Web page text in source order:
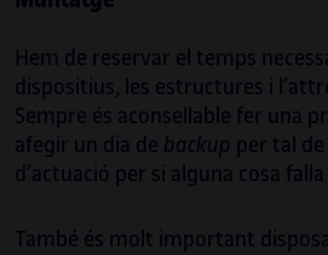
Hem de reservar el temps
dispositius, les estructures i
Sempre és aconsellable fer una
afegir un dia de backup per tal
d’actuació per si alguna cosa
També és molt important
temps real del màster
Audiovisual i Interacció de